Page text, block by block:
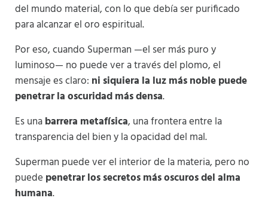
del mundo material, con lo que debía ser purificado
para alcanzar el oro espiritual.
Por eso, cuando Superman —el ser más puro y
luminoso— no puede ver a través del plomo, el
mensaje es claro: ni siquiera la luz más noble puede
penetrar la oscuridad más densa.
Es unabarrera metafísica, una frontera entre la
transparencia del bien y la opacidad del mal.
Superman puede ver el interior de la materia, pero no
puede penetrar los secretos más oscuros del alma
humana.